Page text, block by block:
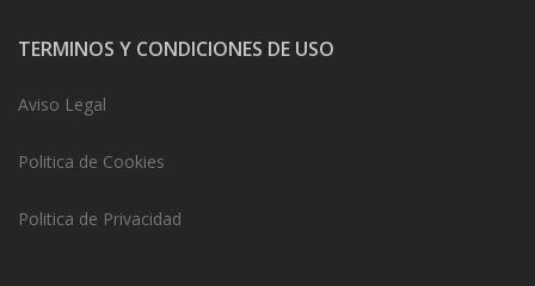
TERMINOS Y CONDICIONES DE USO
Aviso Legal
Politica de Cookies
Politica de Privacidad